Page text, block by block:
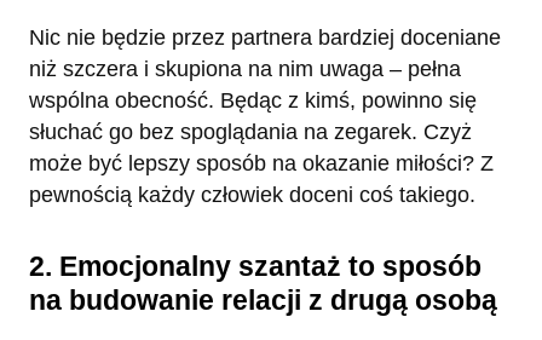
Nic nie będzie przez partnera bardziej doceniane
niż szczera i skupiona na nim uwaga – pełna
wspólna obecność. Będąc z kimś, powinno się
słuchać go bez spoglądania na zegarek. Czyż
może być lepszy sposób na okazanie miłości? Z
pewnością każdy człowiek doceni coś takiego.
2. Emocjonalny szantaż to sposób
na budowanie relacji z drugą osobą